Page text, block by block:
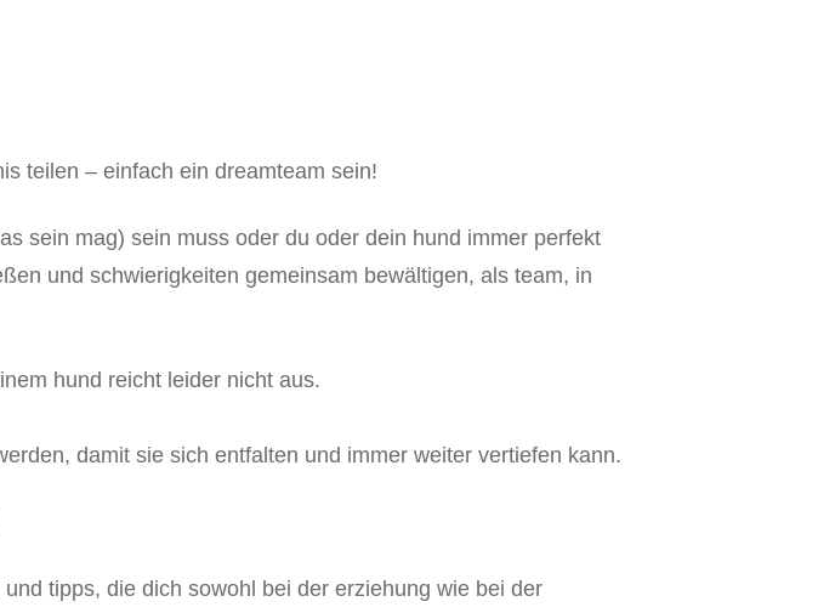
teilen – einfach ein dreamteam sein!
sein mag) sein muss oder du oder dein hund immer perfekt
und schwierigkeiten gemeinsam bewältigen, als team, in
hund reicht leider nicht aus.
damit sie sich entfalten und immer weiter vertiefen kann.
tipps, die dich sowohl bei der erziehung wie bei der